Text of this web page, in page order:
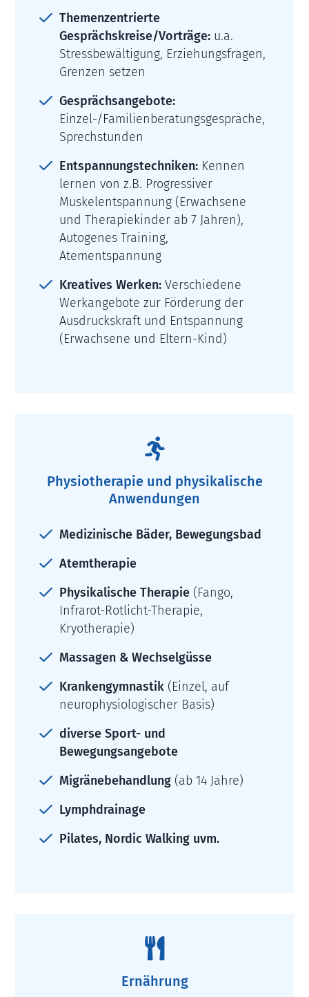
Themenzentrierte
Gesprächskreise/Vorträge: u.a.
Stressbewältigung, Erziehungsfragen,
Grenzen setzen
Gesprächsangebote:
Einzel-/Familienberatungsgespräche,
Sprechstunden
Entspannungstechniken: Kennen
lernen von z.B. Progressiver
Muskelentspannung (Erwachsene
und Therapiekinder ab 7 Jahren),
Autogenes Training,
Atementspannung
Kreatives Werken: Verschiedene
Werkangebote zur Förderung der
Ausdruckskraft und Entspannung
(Erwachsene und Eltern-Kind)

Physiotherapie und physikalische
Anwendungen
Medizinische Bäder, Bewegungsbad
Atemtherapie
Physikalische Therapie (Fango,
Infrarot-Rotlicht-Therapie,
Kryotherapie)
Massagen & Wechselgüsse
Krankengymnastik (Einzel, auf
neurophysiologischer Basis)
diverse Sport- und
Bewegungsangebote
Migränebehandlung (ab 14 Jahre)
Lymphdrainage
Pilates, Nordic Walking uvm.

Ernährung